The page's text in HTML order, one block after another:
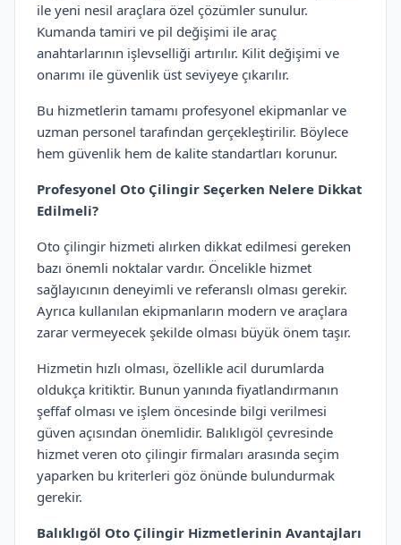
ile yeni nesil araçlara özel çözümler sunulur.
Kumanda tamiri ve pil değişimi ile araç
anahtarlarının işlevselliği artırılır. Kilit değişimi ve
onarımı ile güvenlik üst seviyeye çıkarılır.
Bu hizmetlerin tamamı profesyonel ekipmanlar ve
uzman personel tarafından gerçekleştirilir. Böylece
hem güvenlik hem de kalite standartları korunur.
Profesyonel Oto Çilingir Seçerken Nelere Dikkat
Edilmeli?
Oto çilingir hizmeti alırken dikkat edilmesi gereken
bazı önemli noktalar vardır. Öncelikle hizmet
sağlayıcının deneyimli ve referanslı olması gerekir.
Ayrıca kullanılan ekipmanların modern ve araçlara
zarar vermeyecek şekilde olması büyük önem taşır.
Hizmetin hızlı olması, özellikle acil durumlarda
oldukça kritiktir. Bunun yanında fiyatlandırmanın
şeffaf olması ve işlem öncesinde bilgi verilmesi
güven açısından önemlidir. Balıklıgöl çevresinde
hizmet veren oto çilingir firmaları arasında seçim
yaparken bu kriterleri göz önünde bulundurmak
gerekir.
Balıklıgöl Oto Çilingir Hizmetlerinin Avantajları